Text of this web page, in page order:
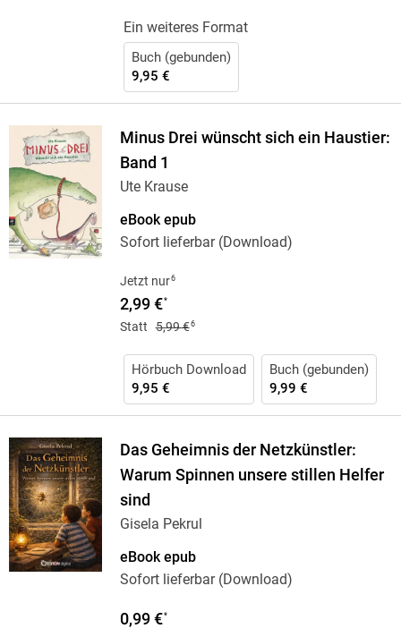
Ein weiteres Format
Buch (gebunden)
9,95 €
Minus Drei wünscht sich ein Haustier:
Band 1
Ute Krause
eBook epub
Sofort lieferbar (Download)
Jetzt nur6
2,99 €*
Statt 5,99 €6
Hörbuch Download
9,95 €
Buch (gebunden)
9,99 €
Das Geheimnis der Netzkünstler:
Warum Spinnen unsere stillen Helfer
sind
Gisela Pekrul
eBook epub
Sofort lieferbar (Download)
0,99 €*